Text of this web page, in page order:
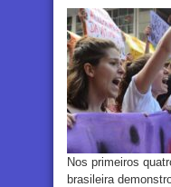
Nos primeiros
brasileira